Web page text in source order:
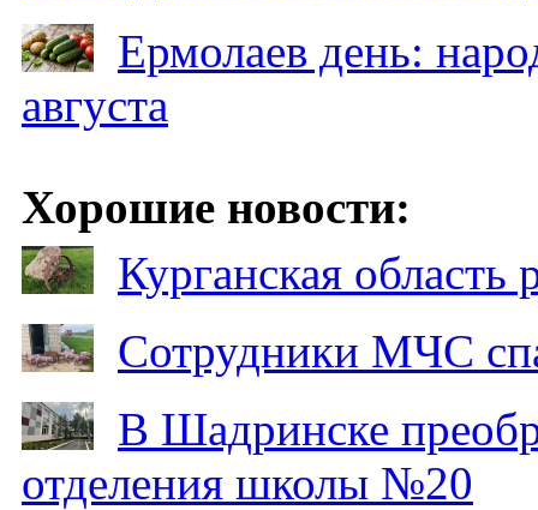
Ермолаев день:
августа
Хорошие новости:
Курганская
Сотрудники МЧС
В Шадринске
отделения школы №20